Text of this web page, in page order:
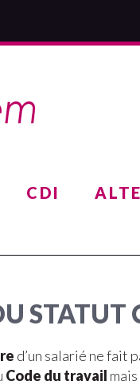
CDI
STATUT
d’un salarié ne fait
Code du travail